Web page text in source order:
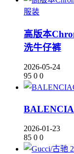
服装
高版本
洗牛仔裤
2026-05-24
95 0 0
2026-01-23
85 0 0